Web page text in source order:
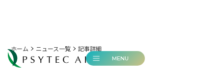
MENU
ホーム ニュース一覧 記事詳細